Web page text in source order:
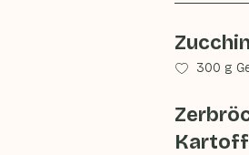
300 g